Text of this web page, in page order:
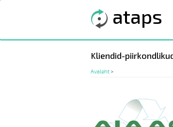
juurde
ataps
Kliendid-
Avaleht >